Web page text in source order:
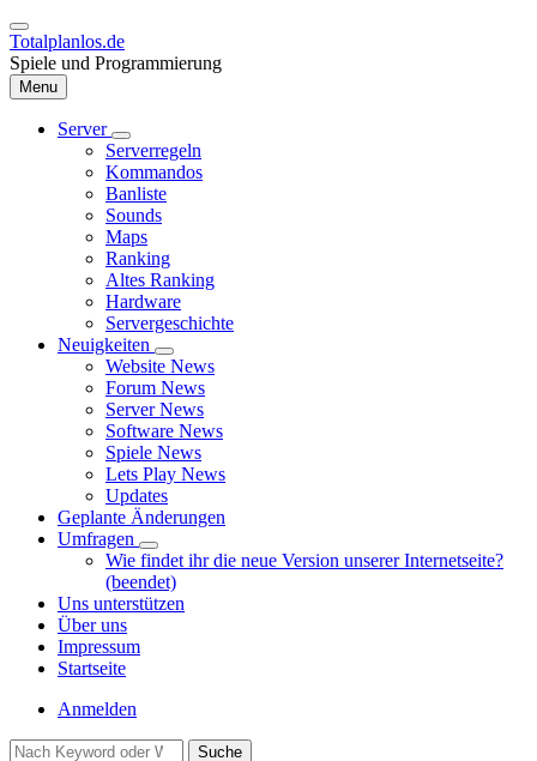
Direkt
zum
Inhalt
Totalplanlos.de
Spiele und Programmierung
Menu
Hauptnavigation
Server
Unternavigation
von
Server
Serverregeln
Kommandos
Banliste
Sounds
Maps
Ranking
Altes Ranking
Hardware
Servergeschichte
Neuigkeiten
Unternavigation
von
Neuigkeiten
Website News
Forum News
Server News
Software News
Spiele News
Lets Play News
Updates
Geplante Änderungen
Umfragen
Unternavigation
von
Umfragen
Wie findet ihr die neue Version unserer Internetseite?
(beendet)
Uns unterstützen
Über uns
Impressum
Startseite
Benutzermenü
Anmelden
Suche